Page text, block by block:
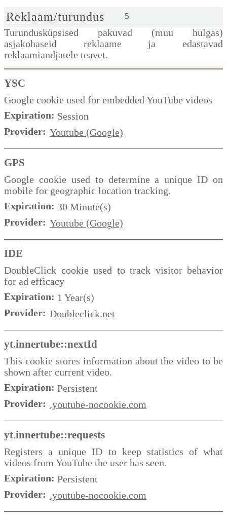
Reklaam/turundus 5
Turundusküpsised pakuvad (muu hulgas)
asjakohaseid reklaame ja edastavad
reklaamiandjatele teavet.
YSC
Google cookie used for embedded YouTube videos
Expiration: Session
Provider: Youtube (Google)
GPS
Google cookie used to determine a unique ID on
mobile for geographic location tracking.
Expiration: 30 Minute(s)
Provider: Youtube (Google)
IDE
DoubleClick cookie used to track visitor behavior
for ad efficacy
Expiration: 1 Year(s)
Provider: Doubleclick.net
yt.innertube::nextId
This cookie stores information about the video to be
shown after current video.
Expiration: Persistent
Provider: .youtube-nocookie.com
yt.innertube::requests
Registers a unique ID to keep statistics of what
videos from YouTube the user has seen.
Expiration: Persistent
Provider: .youtube-nocookie.com